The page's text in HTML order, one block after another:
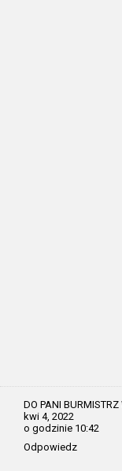
DO PANI
kwi 4, 2022
o godzinie 10:42
Odpowiedz